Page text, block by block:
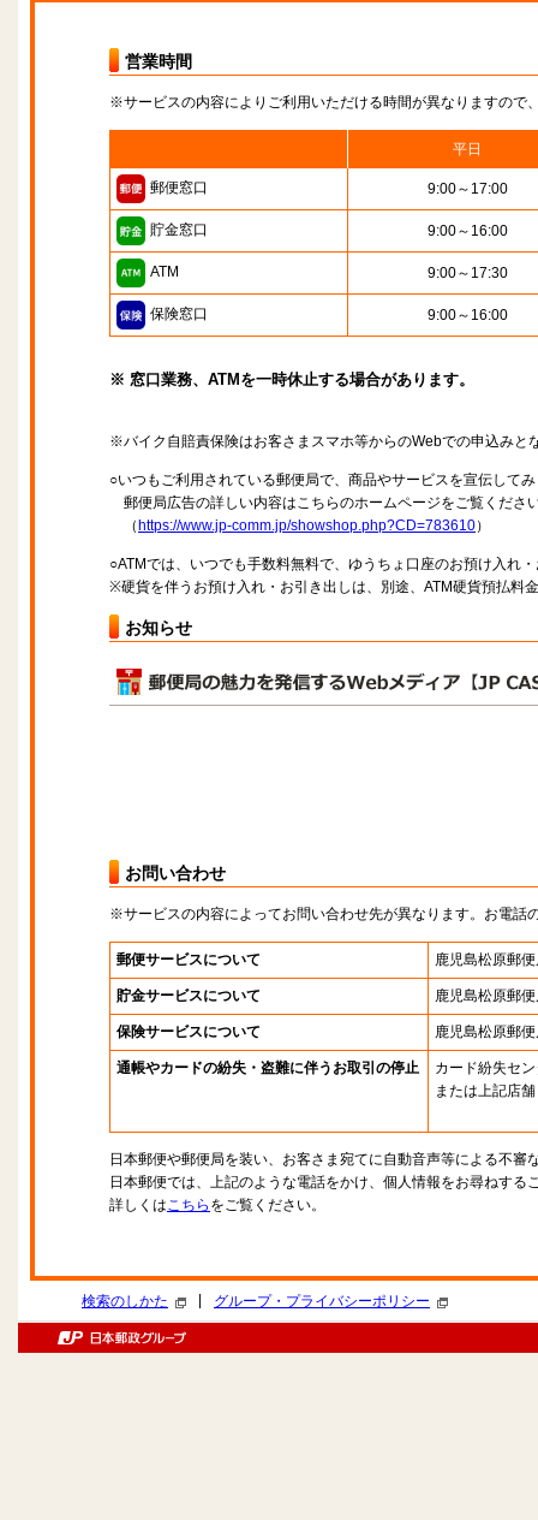
営業時間
※サービスの内容によりご利用いただける時間が異なりますので
平日
郵便窓口 9:00～17:00
貯金窓口 9:00～16:00
ATM 9:00～17:30
保険窓口 9:00～16:00
※ 窓口業務、ATMを一時休止する場合があります。
※バイク自賠責保険はお客さまスマホ等からのWebでの申込みと
○いつもご利用されている郵便局で、商品やサービスを宣伝して
郵便局広告の詳しい内容はこちらのホームページをご覧くださ
（ https://www.jp-comm.jp/showshop.php?CD=783610）
○ATMでは、いつでも手数料無料で、ゆうちょ口座のお預け入れ
※硬貨を伴うお預け入れ・お引き出しは、別途、ATM硬貨預払料
お知らせ
お問い合わせ
※サービスの内容によってお問い合わせ先が異なります。お電話
郵便サービスについて 鹿児島松原郵
貯金サービスについて 鹿児島松原郵
保険サービスについて 鹿児島松原郵
通帳やカードの紛失・盗難に伴うお取引の停止
カード紛失セ
または上記店舗
日本郵便や郵便局を装い、お客さま宛てに自動音声等による不審
日本郵便では、上記のような電話をかけ、個人情報をお尋ねする
詳しくはこちら をご覧ください。
検索のしかた グループ・プライバシーポリシー